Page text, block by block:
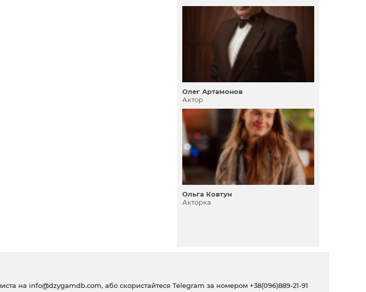
Олег Артамонов
Актор
Ольга Ковтун
Акторка
на info@dzygamdb.com, або скористайтеся Telegram за номером +38(096)889-21-91